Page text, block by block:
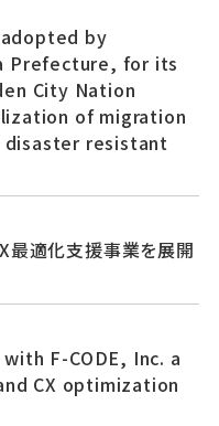
by
Prefecture, for its
City Nation
of migration
resistant
最適化支援事業を展開
F-CODE, Inc. a
CX optimization